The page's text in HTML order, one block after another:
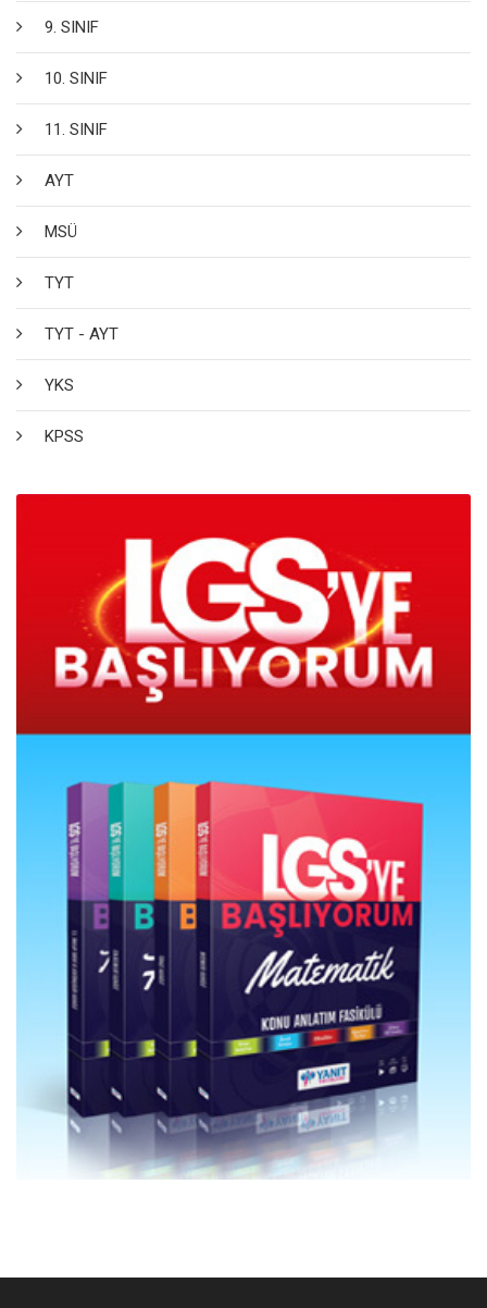
9. SINIF
10. SINIF
11. SINIF
AYT
MSÜ
TYT
TYT - AYT
YKS
KPSS